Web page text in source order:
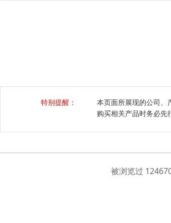
特别提醒：
本页面所展现的公司、
购买相关产品时务必先
被浏览过